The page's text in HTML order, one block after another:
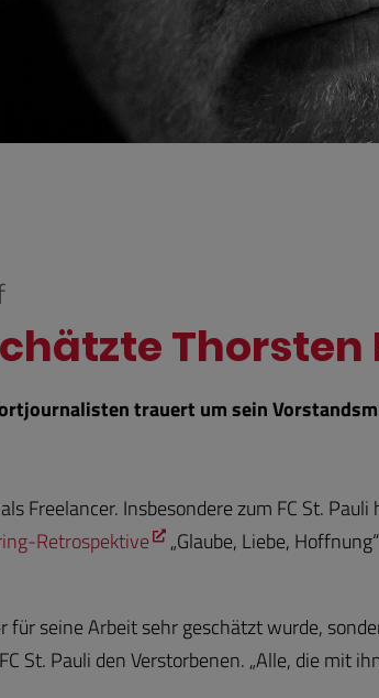
trauert um sein
Freelancer. Insbesondere zum FC St.
Retrospektive
„Glaube, Liebe,
für seine Arbeit sehr geschätzt wurde,
St. Pauli den Verstorbenen. „Alle, die mit